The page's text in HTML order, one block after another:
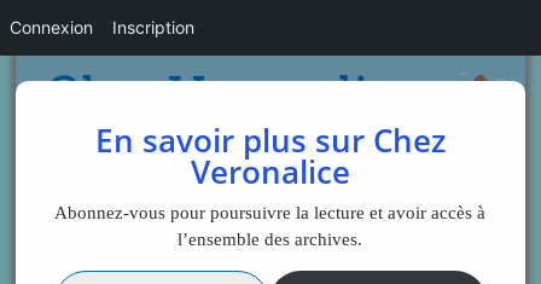
En savoir plus sur Chez
Veronalice
Abonnez-vous pour poursuivre la lecture et avoir accès à
l’ensemble des archives.
Saisissez votre adresse e-mail…
Connexion Inscription